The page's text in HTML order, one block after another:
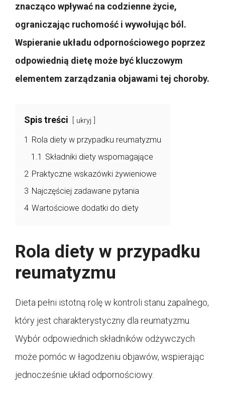
znacząco wpływać na codzienne życie,
ograniczając ruchomość i wywołując ból.
Wspieranie układu odpornościowego poprzez
odpowiednią dietę może być kluczowym
elementem zarządzania objawami tej choroby.
Spis treści ukryj
1 Rola diety w przypadku reumatyzmu
1.1 Składniki diety wspomagające
2 Praktyczne wskazówki żywieniowe
3 Najczęściej zadawane pytania
4 Wartościowe dodatki do diety
Rola diety w przypadku
reumatyzmu
Dieta pełni istotną rolę w kontroli stanu zapalnego,
który jest charakterystyczny dla reumatyzmu.
Wybór odpowiednich składników odżywczych
może pomóc w łagodzeniu objawów, wspierając
jednocześnie układ odpornościowy.